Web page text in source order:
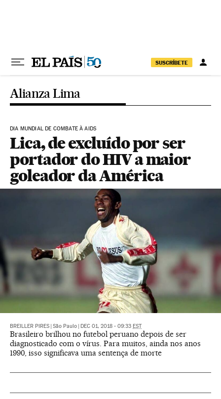
SUSCRÍBETE
Alianza Lima
DIA MUNDIAL DE COMBATE À AIDS
Lica, de excluído por ser
portador do HIV a maior
goleador da América
BREILLER PIRES São Paulo DEC 01, 2018 - 09:33 EST
Brasileiro brilhou no futebol peruano depois de ser
diagnosticado com o vírus. Para muitos, ainda nos anos
1990, isso significava uma sentença de morte